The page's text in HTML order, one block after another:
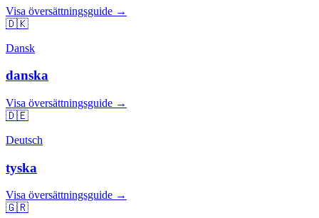
Visa översättningsguide →
🇩🇰
Dansk
danska
Visa översättningsguide →
🇩🇪
Deutsch
tyska
Visa översättningsguide →
🇬🇷